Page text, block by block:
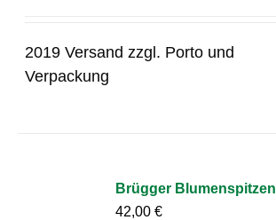
2019 Versand zzgl. Porto und
Verpackung
Brügger Blumenspitzen
42,00€